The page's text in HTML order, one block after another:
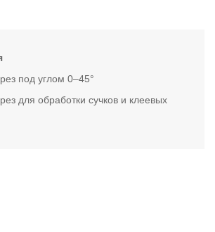
под углом 0–45°
для обработки сучков и клеевых